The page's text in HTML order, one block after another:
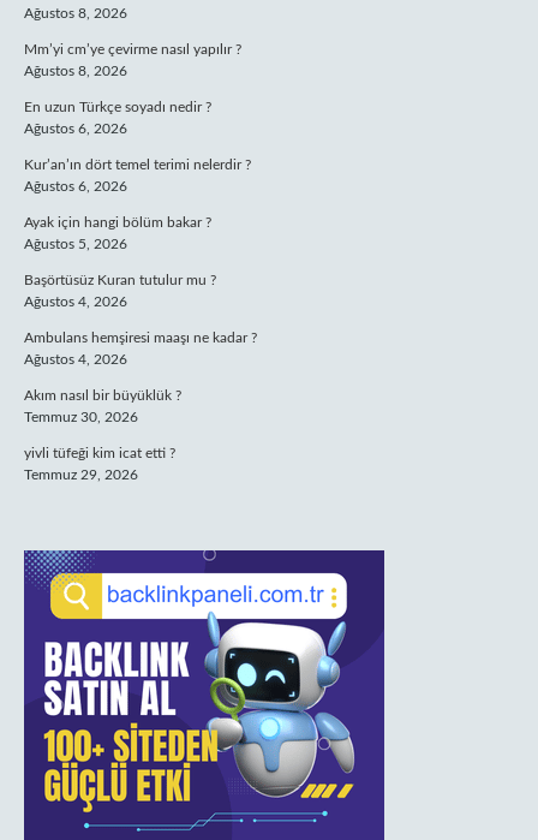
Ağustos 8, 2026
Mm’yi cm’ye çevirme nasıl yapılır ?
Ağustos 8, 2026
En uzun Türkçe soyadı nedir ?
Ağustos 6, 2026
Kur’an’ın dört temel terimi nelerdir ?
Ağustos 6, 2026
Ayak için hangi bölüm bakar ?
Ağustos 5, 2026
Başörtüsüz Kuran tutulur mu ?
Ağustos 4, 2026
Ambulans hemşiresi maaşı ne kadar ?
Ağustos 4, 2026
Akım nasıl bir büyüklük ?
Temmuz 30, 2026
yivli tüfeği kim icat etti ?
Temmuz 29, 2026